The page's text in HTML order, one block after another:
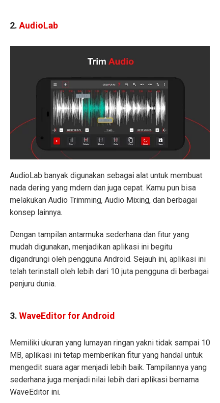
2.AudioLab
AudioLab banyak digunakan sebagai alat untuk membuat
nada dering yang mdern dan juga cepat. Kamu pun bisa
melakukan Audio Trimming, Audio Mixing, dan berbagai
konsep lainnya.
Dengan tampilan antarmuka sederhana dan fitur yang
mudah digunakan, menjadikan aplikasi ini begitu
digandrungi oleh pengguna Android. Sejauh ini, aplikasi ini
telah terinstall oleh lebih dari 10 juta pengguna di berbagai
penjuru dunia.
3. WaveEditor for Android
Memiliki ukuran yang lumayan ringan yakni tidak sampai 10
MB, aplikasi ini tetap memberikan fitur yang handal untuk
mengedit suara agar menjadi lebih baik. Tampilannya yang
sederhana juga menjadi nilai lebih dari aplikasi bernama
WaveEditor ini.